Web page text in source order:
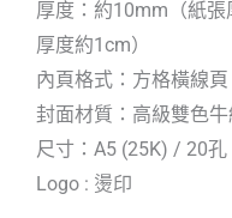
厚度：約10mm（紙張
厚度約1cm）
內頁格式：方格橫線
封面材質：高級雙色
尺寸：A5 (25K) / 20孔
Logo : 燙印